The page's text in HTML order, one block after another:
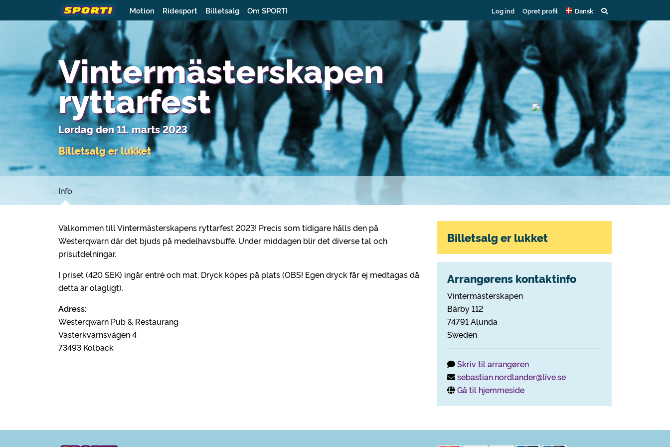
Motion Ridesport Billetsalg Om SPORTI Log ind Opret profil Dansk
Vintermästerskapen
ryttarfest
Lørdag den 11. marts 2023
Billetsalg er lukket
Info
Välkommen till Vintermästerskapens ryttarfest 2023! Precis som tidigare hålls den på
Westerqwarn där det bjuds på medelhavsbuffé. Under middagen blir det diverse tal och
prisutdelningar.
I priset (420 SEK) ingår entré och mat. Dryck köpes på plats (OBS! Egen dryck får ej medtagas då
detta är olagligt).
Adress:
Westerqwarn Pub & Restaurang
Västerkvarnsvägen 4
73493 Kolbäck
Billetsalg er lukket
Arrangørens kontaktinfo
Vintermästerskapen
Bärby 112
74791 Alunda
Sweden
Skriv til arrangøren
sebastian.nordlander@live.se
Gå til hjemmeside